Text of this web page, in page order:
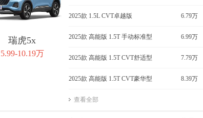
瑞虎5x
5.99-10.19万
2025款 1.5L CVT卓越版 6.79万
2025款 高能版 1.5T 手动标准型 6.99万
2025款 高能版 1.5T CVT舒适型 7.79万
2025款 高能版 1.5T CVT豪华型 8.39万
查看全部